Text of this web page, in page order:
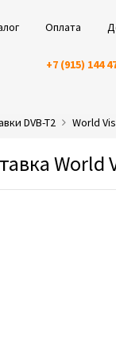
Оплата
+7 (915) 144
DVB-T2 World
World